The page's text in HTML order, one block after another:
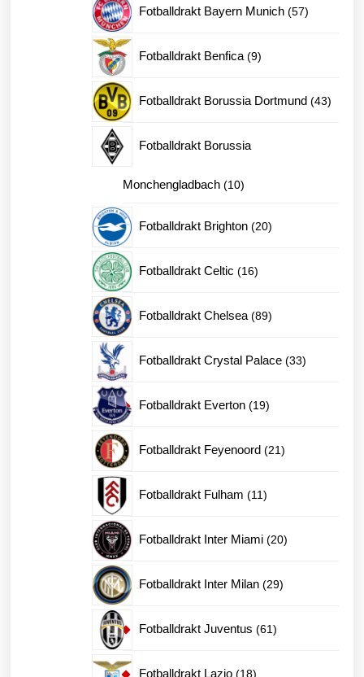
Fotballdrakt Bayern Munich 5757
Fotballdrakt Benfica 99
Fotballdrakt Borussia Dortmund 4343
Fotballdrakt Borussia
Monchengladbach 1010
Fotballdrakt Brighton 2020
Fotballdrakt Celtic 1616
Fotballdrakt Chelsea 8989
Fotballdrakt Crystal Palace 3333
Fotballdrakt Everton 1919
Fotballdrakt Feyenoord 2121
Fotballdrakt Fulham 1111
Fotballdrakt Inter Miami 2020
Fotballdrakt Inter Milan 2929
Fotballdrakt Juventus 6161
Fotballdrakt Lazio 1818